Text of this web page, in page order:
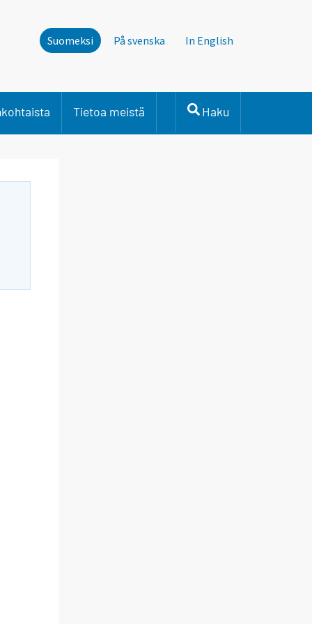
Suomeksi På svenska In English
Tietoa meistä Haku